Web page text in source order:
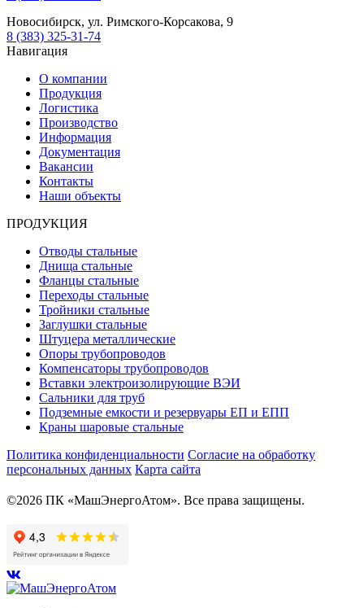
Новосибирск, ул. Римского-Корсакова, 9
8 (383) 325-31-74
Навигация
О компании
Продукция
Логистика
Производство
Информация
Документация
Вакансии
Контакты
Наши объекты
ПРОДУКЦИЯ
Отводы стальные
Днища стальные
Фланцы стальные
Переходы стальные
Тройники стальные
Заглушки стальные
Штуцера металлические
Опоры трубопроводов
Компенсаторы трубопроводов
Вставки электроизолирующие ВЭИ
Сальники для труб
Подземные емкости и резервуары ЕП и ЕПП
Краны шаровые стальные
Политика конфиденциальности Согласие на обработку
персональных данных Карта сайта
©2026 ПК «МашЭнергоАтом». Все права защищены.